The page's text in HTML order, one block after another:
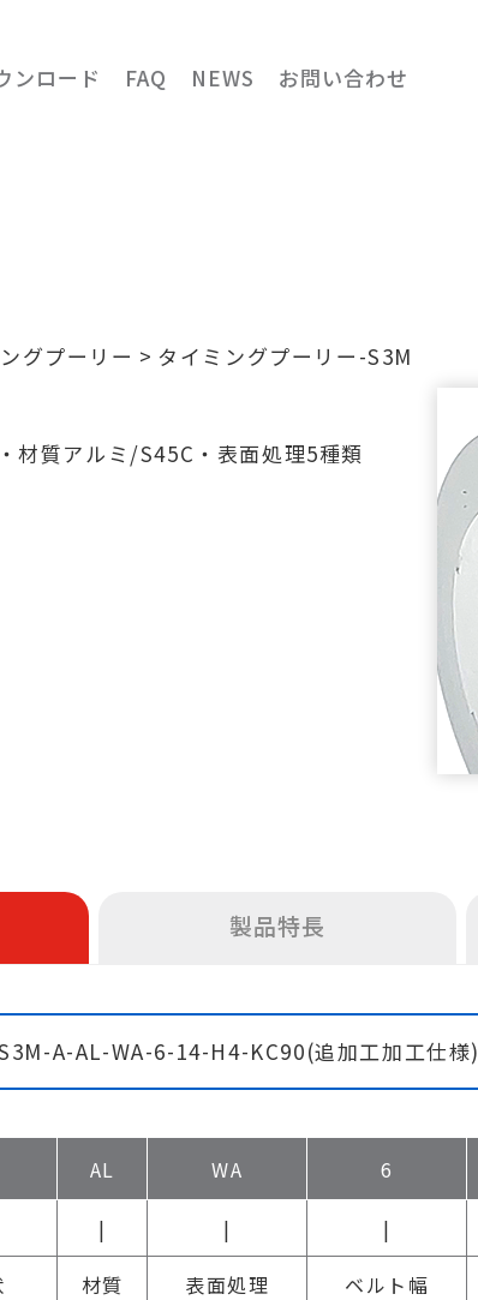
ンロード FAQ NEWS お問い合わせ
グプーリー タイミングプーリー-S3M
材質アルミ/S45C・表面処理5種類
製品特長
A-AL-WA-6-14-H4-KC90(追加工加工仕様)
AL WA 6
| | |
材質 表面処理 ベルト幅